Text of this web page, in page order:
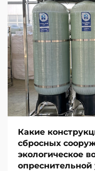
Какие
сбросных
экологическое
опреснительной